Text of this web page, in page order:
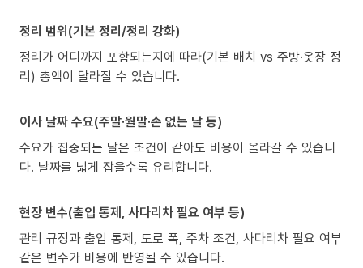
정리 범위(기본 정리/정리 강화)
정리가 어디까지 포함되는지에 따라(기본 배치 vs 주방·옷장 정
리) 총액이 달라질 수 있습니다.
이사 날짜 수요(주말·월말·손 없는 날 등)
수요가 집중되는 날은 조건이 같아도 비용이 올라갈 수 있습니
다. 날짜를 넓게 잡을수록 유리합니다.
현장 변수(출입 통제, 사다리차 필요 여부 등)
관리 규정과 출입 통제, 도로 폭, 주차 조건, 사다리차 필요 여부
같은 변수가 비용에 반영될 수 있습니다.